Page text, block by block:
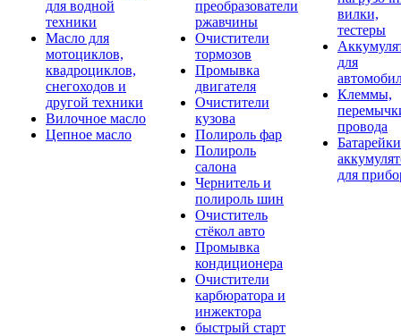
для водной
техники
Масло для
мотоциклов,
квадроциклов,
снегоходов и
другой техники
Вилочное масло
Цепное масло
преобразователи
ржавчины
Очистители
тормозов
Промывка
двигателя
Очистители
кузова
Полироль фар
Полироль
салона
Чернитель и
полироль шин
Очиститель
стёкол авто
Промывка
кондиционера
Очистители
карбюратора и
инжектора
быстрый старт
вилки,
тестеры
для
Клеммы,
провода
для